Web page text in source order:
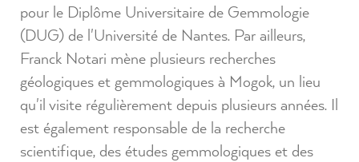
pour le Diplôme Universitaire de Gemmologie
(DUG) de l'Université de Nantes. Par ailleurs,
Franck Notari mène plusieurs recherches
géologiques et gemmologiques à Mogok, un lieu
qu'il visite régulièrement depuis plusieurs années. Il
est également responsable de la recherche
scientifique, des études gemmologiques et des